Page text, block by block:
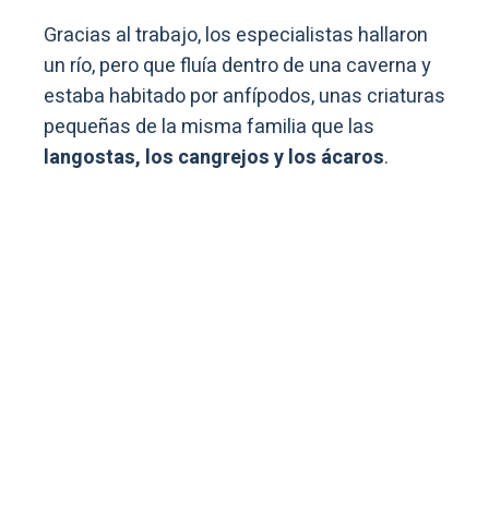
Gracias al trabajo, los especialistas hallaron
un río, pero que fluía dentro de una caverna y
estaba habitado por anfípodos, unas criaturas
pequeñas de la misma familia que las
langostas, los cangrejos y los ácaros.